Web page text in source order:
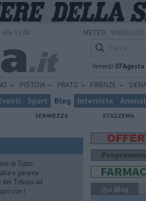
METEO:
Venerdì 07 Agosto
PISTOIA PRATO FIRENZE
Sport Blog Interviste
SERAVEZZA STAZZEMA
di Tutto
e garante
del Tributo ad
con I
Qui Blog